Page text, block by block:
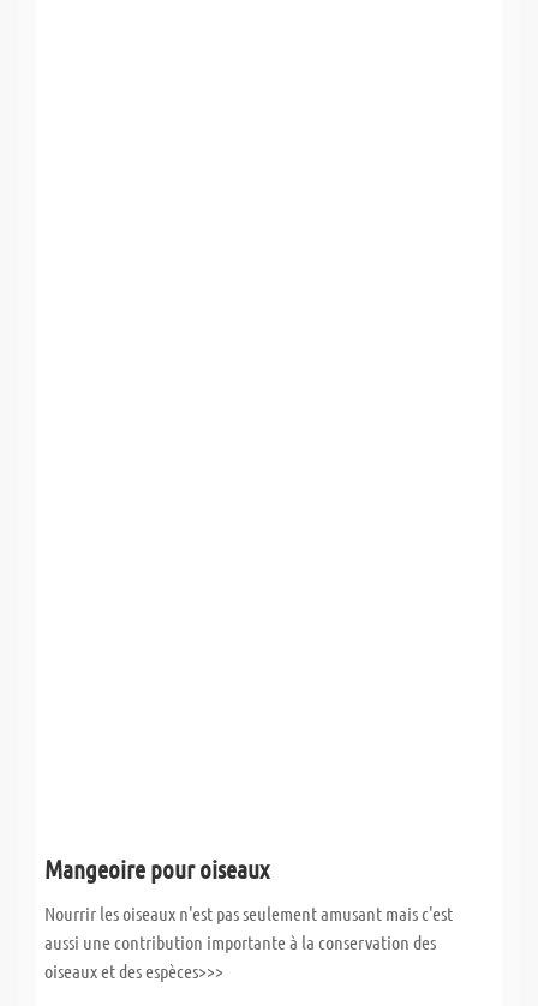
Mangeoire pour oiseaux
Nourrir les oiseaux n'est pas seulement amusant mais c'est
aussi une contribution importante à la conservation des
oiseaux et des espèces>>>